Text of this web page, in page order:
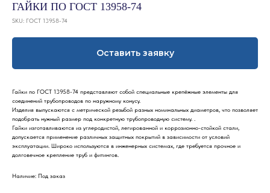
ГАЙКИ ПО ГОСТ 13958-74
SKU: ГОСТ 13958-74
Оставить заявку
Гайки по ГОСТ 13958-74 представляют собой специальные крепёжные элементы для
соединений трубопроводов по наружному конусу.
Изделия выпускаются с метрической резьбой разных номинальных диаметров, что позволяет
подобрать нужный размер под конкретную трубопроводную систему. .
Гайки изготавливаются из углеродистой, легированной и коррозионно-стойкой стали,
допускается применение различных защитных покрытий в зависимости от условий
эксплуатации. Широко используются в инженерных системах, где требуется прочное и
долговечное крепление труб и фитингов.
Наличие: Под заказ